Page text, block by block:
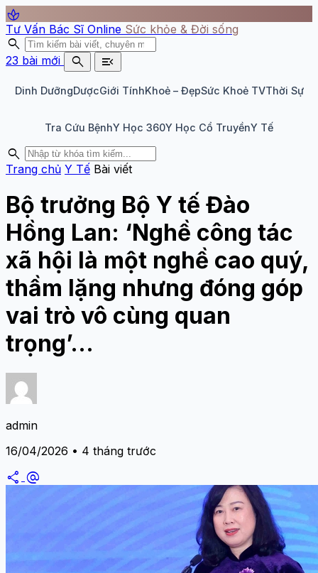
spa
Tư Vấn Bác Sĩ Online Sức khỏe & Đời sống
search
23 bài mới search menu_open
Dinh DưỡngDượcGiới TínhKhoẻ – ĐẹpSức Khoẻ TVThời Sự
Tra Cứu BệnhY Học 360Y Học Cổ TruyềnY Tế
search
Trang chủ Y Tế Bài viết
Bộ trưởng Bộ Y tế Đào
Hồng Lan: ‘Nghề công tác
xã hội là một nghề cao quý,
thầm lặng nhưng đóng góp
vai trò vô cùng quan
trọng’…
admin
16/04/2026 • 4 tháng trước
share alternate_email